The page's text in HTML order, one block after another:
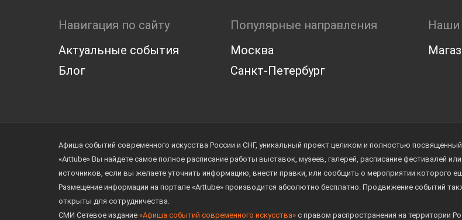
Навигация по сайту
Актуальные события
Блог
Популярные направления
Москва
Санкт-Петербург
Наши
Афиша событий современного искусства России и СНГ, уникальный проект целиком и полностью
«Arttube» Вы найдете самое полное расписание работы выставок, музеев, галерей, расписание фестивалей
источников, если вы желаете уточнить информацию, внести правки, или сообщить о мероприятии которого
Размещение информации на портале «Arttube» производится абсолютно бесплатно. Продвижение событий
открыты для сотрудничества.
СМИ Сетевое издание «Афиша событий современного искусства» с правом распространения на территории